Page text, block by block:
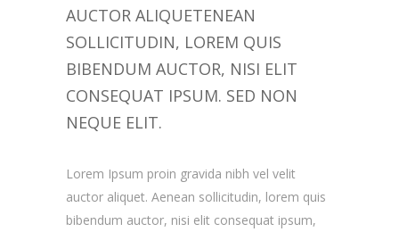
AUCTOR ALIQUETENEAN
SOLLICITUDIN, LOREM QUIS
BIBENDUM AUCTOR, NISI ELIT
CONSEQUAT IPSUM. SED NON
NEQUE ELIT.
Lorem Ipsum proin gravida nibh vel velit
auctor aliquet. Aenean sollicitudin, lorem quis
bibendum auctor, nisi elit consequat ipsum,